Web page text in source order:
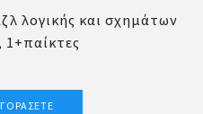
λογικής και σχημάτων